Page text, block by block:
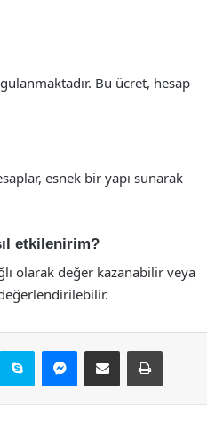
Bu ücret, hesap
esnek bir yapı sunarak
etkilenirim?
olarak değer kazanabilir veya
Skype Messenger
E-Posta ile paylaş Yazdır